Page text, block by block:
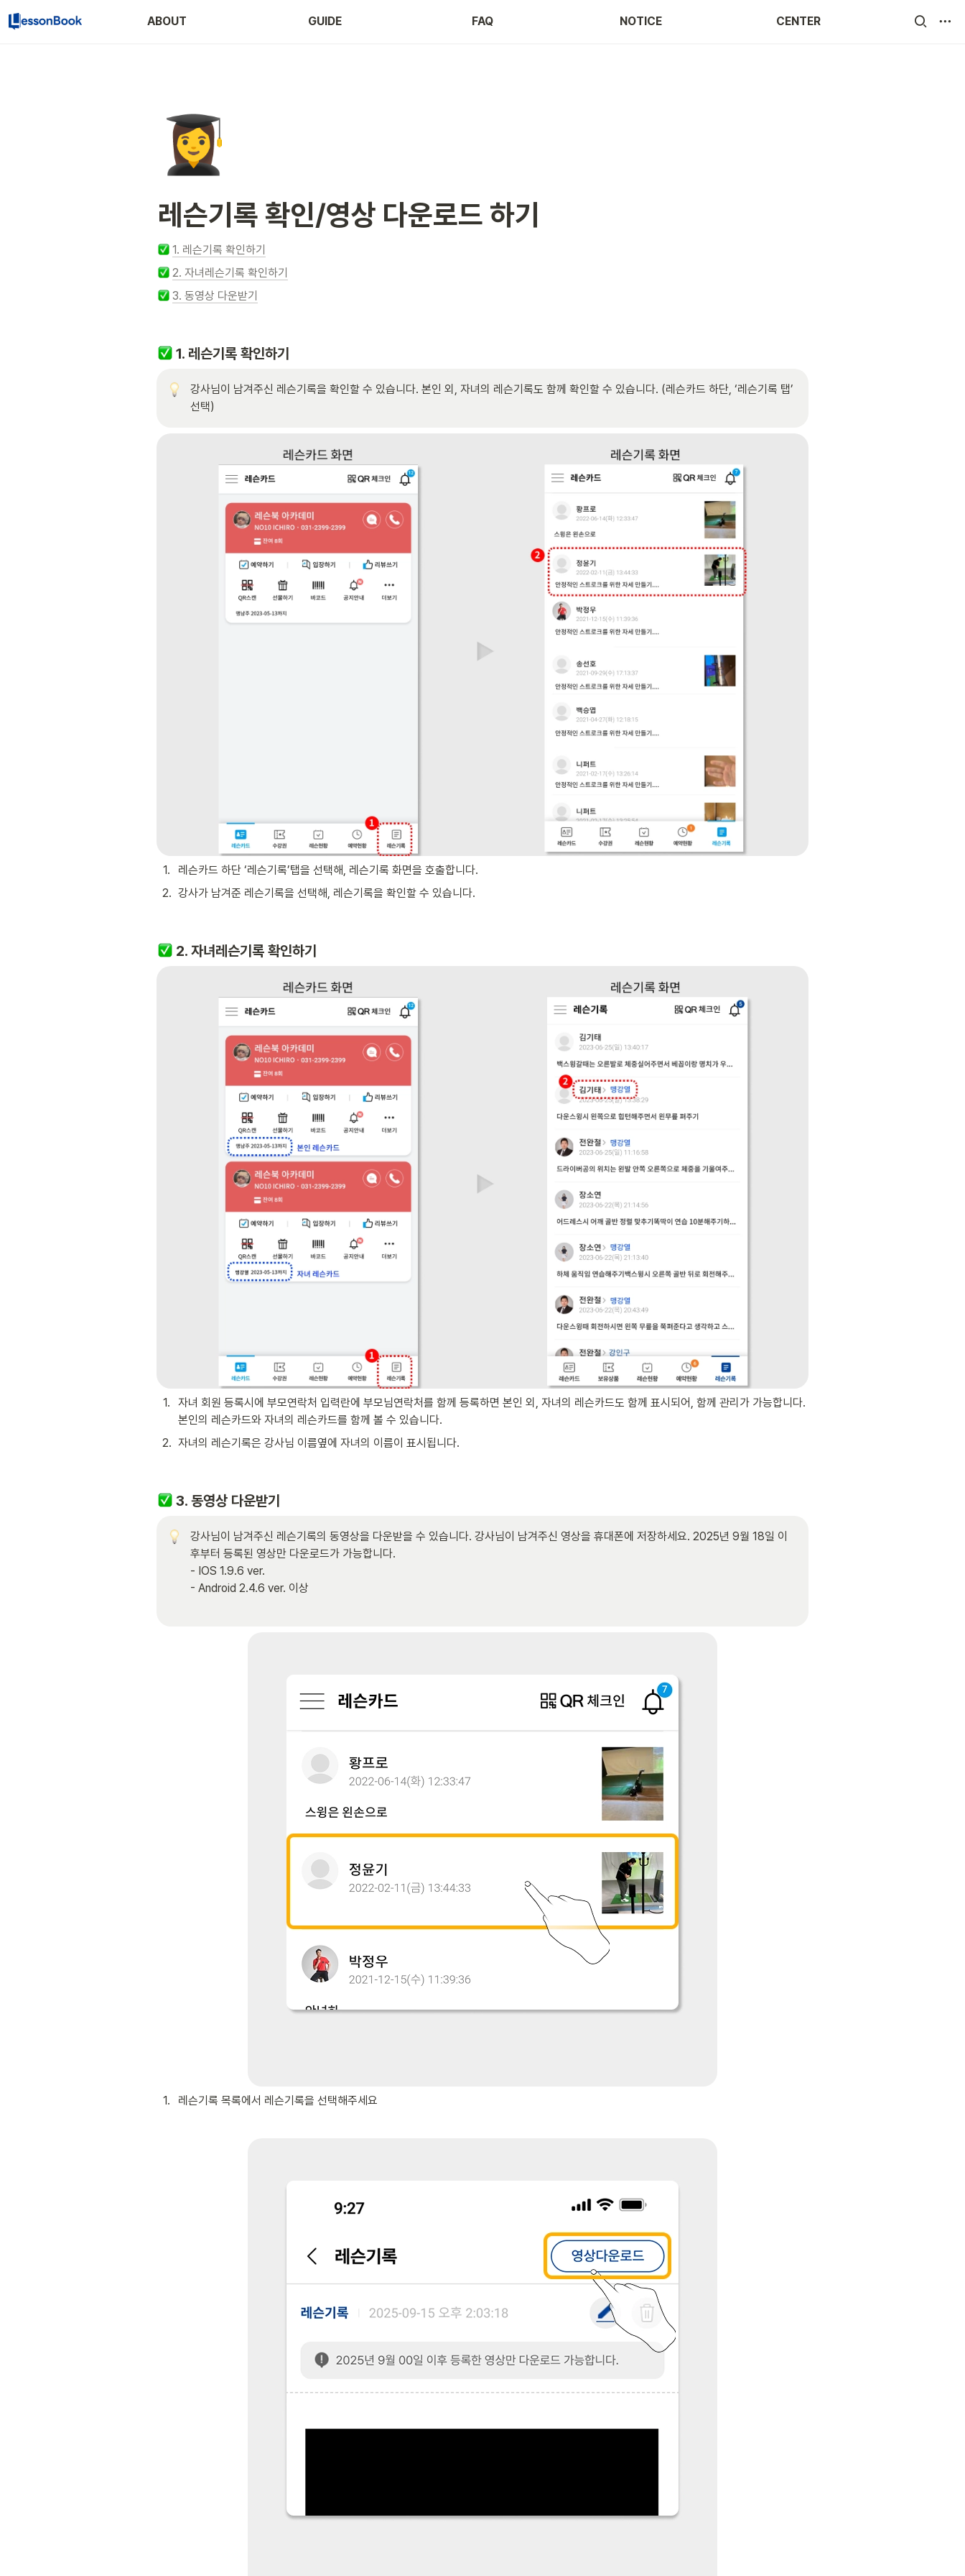
ABOUT GUIDE FAQ NOTICE CENTER
👩‍🎓
레슨기록 확인/영상 다운로드 하기
1. 레슨기록 확인하기
2. 자녀레슨기록 확인하기
3. 동영상 다운받기
1. 레슨기록 확인하기
강사님이 남겨주신 레슨기록을 확인할 수 있습니다. 본인 외, 자녀의 레슨기록도 함께 확인할 수 있습니다. (레슨카드 하단, ‘레슨기록 탭’
선택)
1.
레슨카드 하단 ‘레슨기록’탭을 선택해, 레슨기록 화면을 호출합니다.
2. 강사가 남겨준 레슨기록을 선택해, 레슨기록을 확인할 수 있습니다.
2. 자녀레슨기록 확인하기
1.
자녀 회원 등록시에 부모연락처 입력란에 부모님연락처를 함께 등록하면 본인 외, 자녀의 레슨카드도 함께 표시되어, 함께 관리가 가능합니다.
본인의 레슨카드와 자녀의 레슨카드를 함께 볼 수 있습니다.
2. 자녀의 레슨기록은 강사님 이름옆에 자녀의 이름이 표시됩니다.
3. 동영상 다운받기
강사님이 남겨주신 레슨기록의 동영상을 다운받을 수 있습니다. 강사님이 남겨주신 영상을 휴대폰에 저장하세요. 2025년 9월 18일 이
후부터 등록된 영상만 다운로드가 가능합니다.
- IOS 1.9.6 ver.
- Android 2.4.6 ver. 이상
1. 레슨기록 목록에서 레슨기록을 선택해주세요